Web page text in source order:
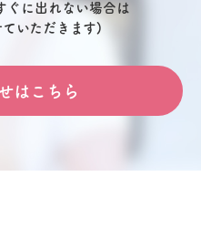
ぐに出れない場合は
いただきます)
はこちら